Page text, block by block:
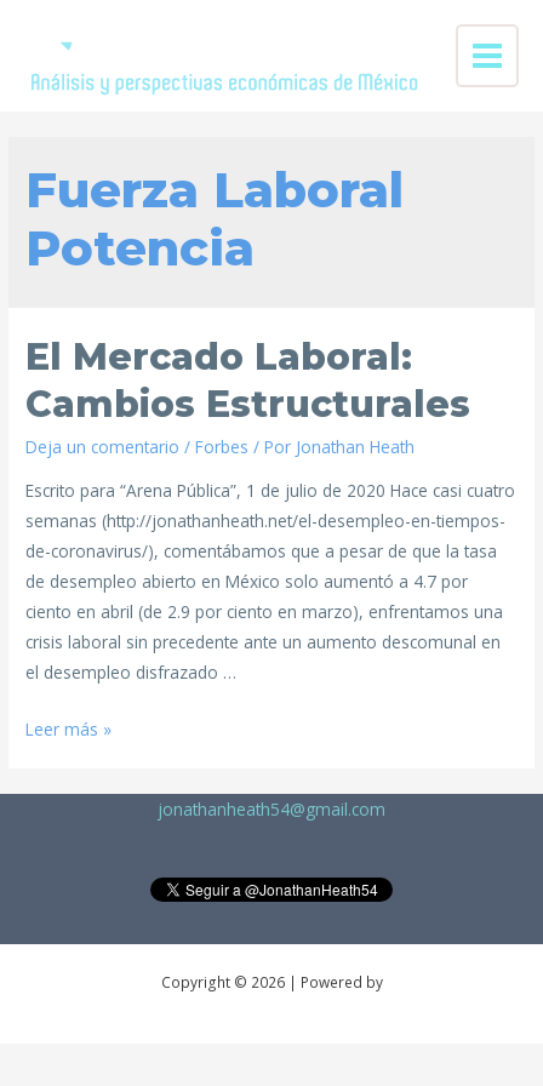
Fuerza Laboral
Potencia
El Mercado Laboral:
Cambios Estructurales
Deja un comentario /Forbes / Por Jonathan Heath
Escrito para “Arena Pública”, 1 de julio de 2020 Hace casi cuatro
semanas (http://jonathanheath.net/el-desempleo-en-tiempos-
de-coronavirus/), comentábamos que a pesar de que la tasa
de desempleo abierto en México solo aumentó a 4.7 por
ciento en abril (de 2.9 por ciento en marzo), enfrentamos una
crisis laboral sin precedente ante un aumento descomunal en
el desempleo disfrazado …
Leer más »
jonathanheath54@gmail.com
Copyright © 2026 | Powered by